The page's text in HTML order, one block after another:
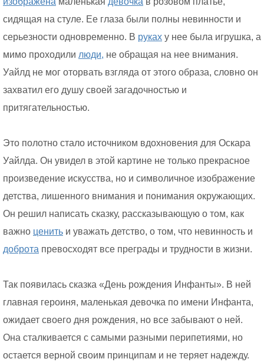
сидящая на стуле. Ее глаза были полны невинности и
серьезности одновременно. В руках у нее была игрушка, а
мимо проходили люди, не обращая на нее внимания.
Уайлд не мог оторвать взгляда от этого образа, словно он
захватил его душу своей загадочностью и
притягательностью.
Это полотно стало источником вдохновения для Оскара
Уайлда. Он увидел в этой картине не только прекрасное
произведение искусства, но и символичное изображение
детства, лишенного внимания и понимания окружающих.
Он решил написать сказку, рассказывающую о том, как
важно ценить и уважать детство, о том, что невинность и
доброта превосходят все преграды и трудности в жизни.
Так появилась сказка «День рождения Инфанты». В ней
главная героиня, маленькая девочка по имени Инфанта,
ожидает своего дня рождения, но все забывают о ней.
Она сталкивается с самыми разными перипетиями, но
остается верной своим принципам и не теряет надежду.